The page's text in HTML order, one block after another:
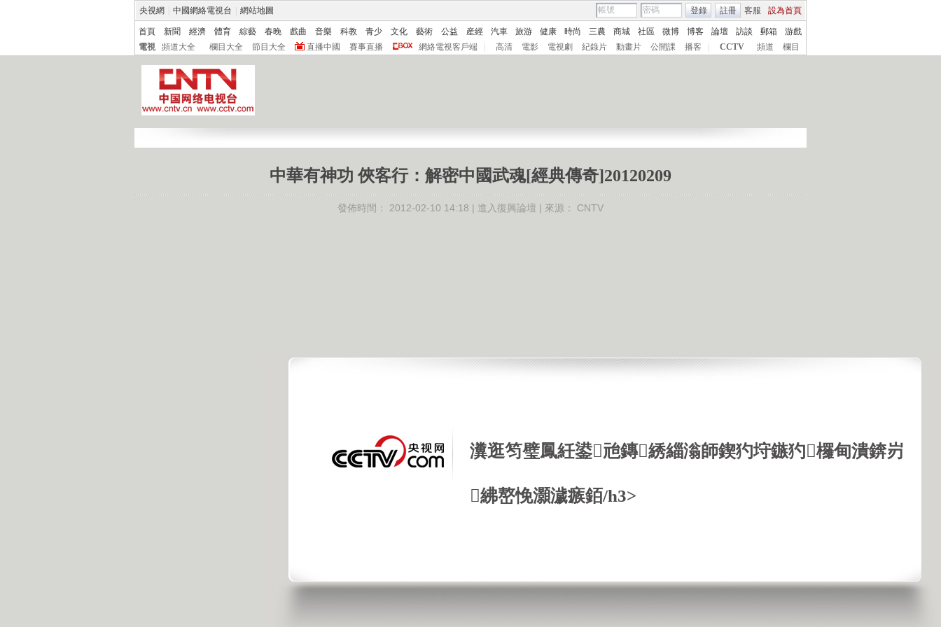
央視網 中國網絡電視台 網站地圖 客服 設為首頁
登錄 註冊
首頁 新聞 經濟 體育 綜藝 春晚 戲曲 音樂 科教 青少 文化 藝術 公益 産經 汽車 旅游 健康 時尚 三農 商城 社區 微博 博客 論壇 訪談 郵箱
游戲
電視
頻道大全 欄目大全 節目大全 直播中國 賽事直播 網絡電視客戶端 高清 電影 電視劇 紀錄片 動畫片 公開課 播客 CCTV 頻道 欄目
瀵逛笉璧鳳紝鍙兘鏄綉緇滃師鍥犳垨鏃犳欏甸潰錛岃
紼嶅悗灝濊瘯銆/h3>
中華有神功 俠客行：解密中國武魂[經典傳奇]20120209
發佈時間： 2012-02-10 14:18 | 進入復興論壇 | 來源： CNTV